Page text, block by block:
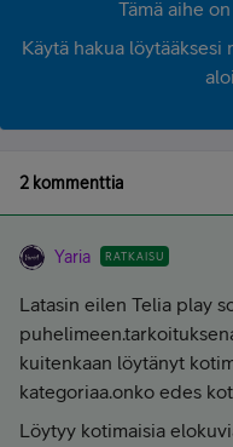
Tämä aihe
Käytä hakua löytääksesi
2 kommenttia
Yaria RATKAISU
Latasin eilen Telia play
kuitenkaan löytänyt
kategoriaa.onko edes
Löytyy kotimaisia